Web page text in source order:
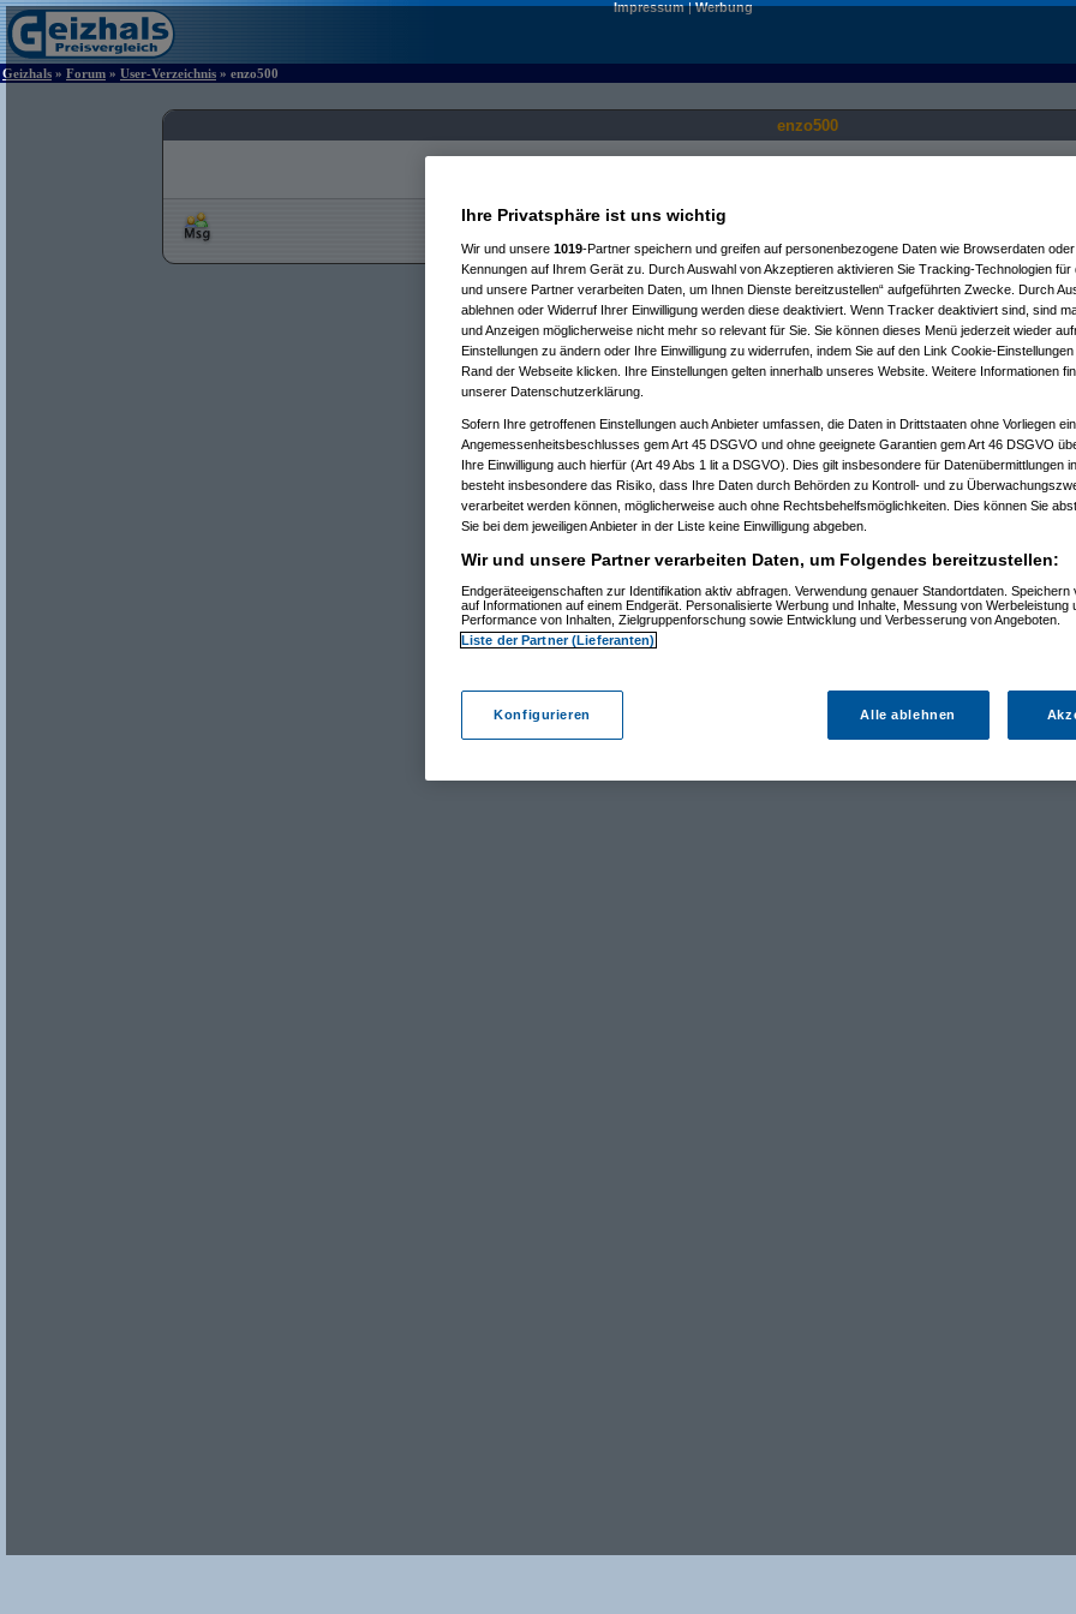
Impressum|Werbung
Geizhals » Forum » User-Verzeichnis » enzo500
enzo500
Ihre Privatsphäre ist uns wichtig
Wir und unsere 1019-Partner speichern und greifen auf personenbezogene Daten wie Browserdaten
Kennungen auf Ihrem Gerät zu. Durch Auswahl von Akzeptieren aktivieren Sie Tracking-Technologien für
und unsere Partner verarbeiten Daten, um Ihnen Dienste bereitzustellen“ aufgeführten Zwecke. Durch
ablehnen oder Widerruf Ihrer Einwilligung werden diese deaktiviert. Wenn Tracker deaktiviert sind, sind
und Anzeigen möglicherweise nicht mehr so relevant für Sie. Sie können dieses Menü jederzeit wieder
Einstellungen zu ändern oder Ihre Einwilligung zu widerrufen, indem Sie auf den Link Cookie-
Rand der Webseite klicken. Ihre Einstellungen gelten innerhalb unseres Website. Weitere Informationen
unserer Datenschutzerklärung.
Sofern Ihre getroffenen Einstellungen auch Anbieter umfassen, die Daten in Drittstaaten ohne Vorliegen
Angemessenheitsbeschlusses gem Art 45 DSGVO und ohne geeignete Garantien gem Art 46 DSGVO
Ihre Einwilligung auch hierfür (Art 49 Abs 1 lit a DSGVO). Dies gilt insbesondere für Datenübermittlungen
besteht insbesondere das Risiko, dass Ihre Daten durch Behörden zu Kontroll- und zu
verarbeitet werden können, möglicherweise auch ohne Rechtsbehelfsmöglichkeiten. Dies können Sie
Sie bei dem jeweiligen Anbieter in der Liste keine Einwilligung abgeben.
Wir und unsere Partner verarbeiten Daten, um Folgendes bereitzustellen:
Endgeräteeigenschaften zur Identifikation aktiv abfragen. Verwendung genauer Standortdaten. Speichern
auf Informationen auf einem Endgerät. Personalisierte Werbung und Inhalte, Messung von Werbeleistung
Performance von Inhalten, Zielgruppenforschung sowie Entwicklung und Verbesserung von Angeboten.
Liste der Partner (Lieferanten)
Konfigurieren Alle ablehnen